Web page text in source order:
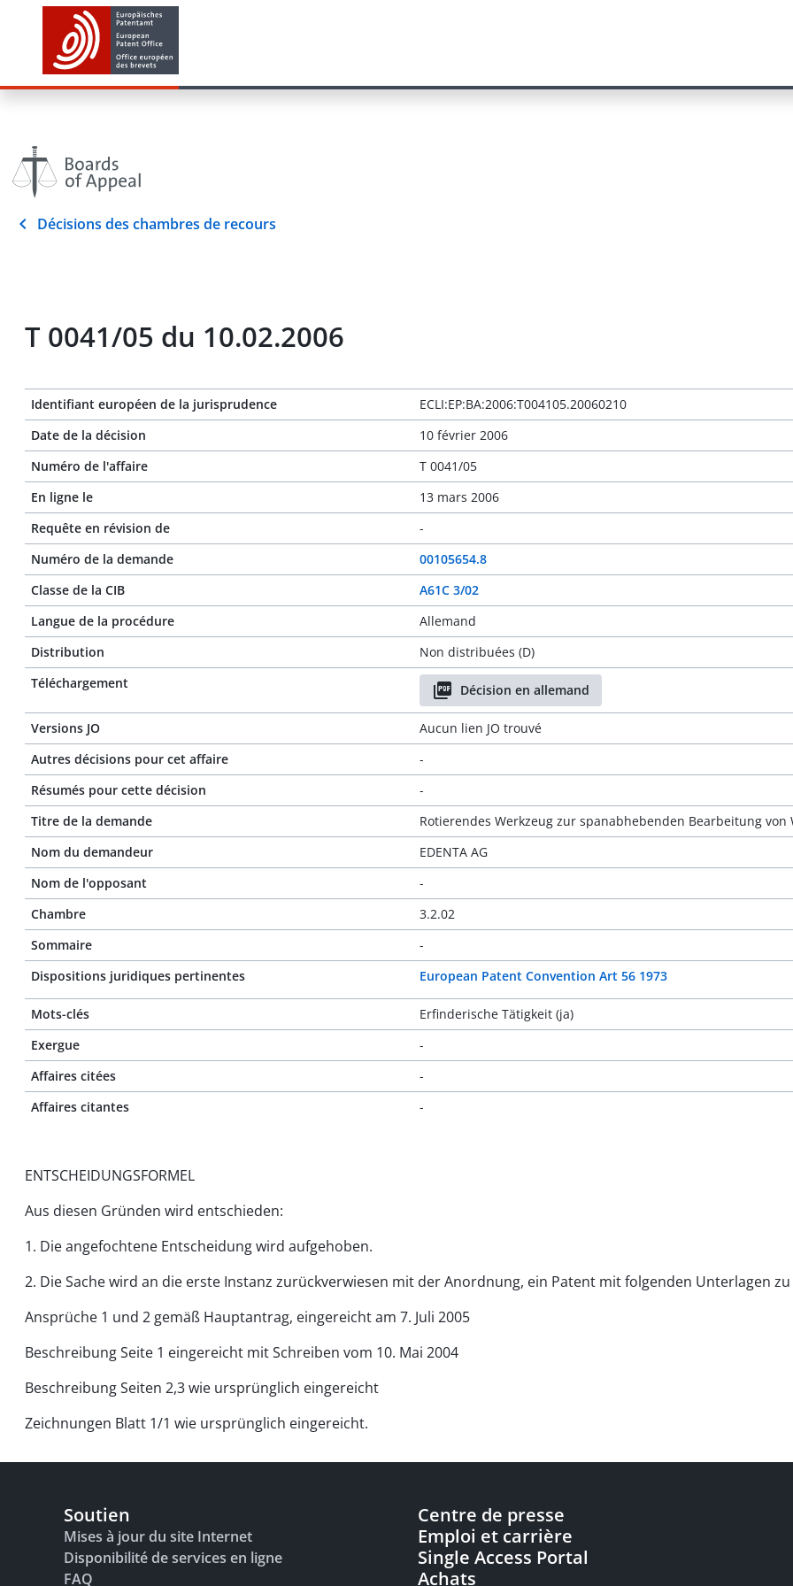
Décisions des chambres de recours
T 0041/05 du 10.02.2006
Identifiant européen de la jurisprudence
ECLI:EP:BA:2006:T004105.20060210
Date de la décision
10 février 2006
Numéro de l'affaire
T 0041/05
En ligne le
13 mars 2006
Requête en révision de
-
Numéro de la demande
00105654.8
Classe de la CIB
A61C 3/02
Langue de la procédure
Allemand
Distribution
Non distribuées (D)
Téléchargement
Décision en allemand
Versions JO
Aucun lien JO trouvé
Autres décisions pour cet affaire
-
Résumés pour cette décision
-
Titre de la demande
Rotierendes Werkzeug zur spanabhebenden Bearbeitung von
Nom du demandeur
EDENTA AG
Nom de l'opposant
-
Chambre
3.2.02
Sommaire
-
Dispositions juridiques pertinentes
European Patent Convention Art 56 1973
Mots-clés
Erfinderische Tätigkeit (ja)
Exergue
-
Affaires citées
-
Affaires citantes
-
ENTSCHEIDUNGSFORMEL
Aus diesen Gründen wird entschieden:
1. Die angefochtene Entscheidung wird aufgehoben.
2. Die Sache wird an die erste Instanz zurückverwiesen mit der Anordnung, ein Patent mit folgenden Unterlagen
Ansprüche 1 und 2 gemäß Hauptantrag, eingereicht am 7. Juli 2005
Beschreibung Seite 1 eingereicht mit Schreiben vom 10. Mai 2004
Beschreibung Seiten 2,3 wie ursprünglich eingereicht
Zeichnungen Blatt 1/1 wie ursprünglich eingereicht.
Soutien
Mises à jour du site Internet
Disponibilité de services en ligne
FAQ
Centre de presse
Emploi et carrière
Single Access Portal
Achats